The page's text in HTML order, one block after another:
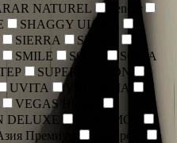
NATUREL
Sencer
SHAGGY ULTRA
SIERRA
SIGMA
SMILE SOFFI
SOFIA
SUPER VIZYON
UVITA
VALENCIA
VEGAS HOME
DELUXE
YAKAMOZ
Премиум
Акварель